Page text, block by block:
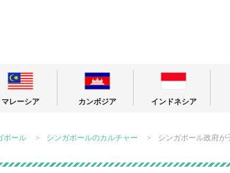
マレーシア カンボジア インドネシア
ポール シンガポールのカルチャー シンガポール政府が